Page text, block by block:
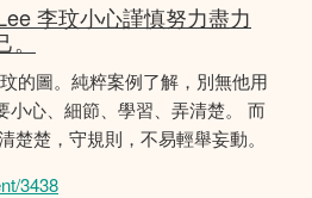
李玟小心謹慎努力盡力
的圖。純粹案例了解，別無他用
小心、細節、學習、弄清楚。 而
楚楚，守規則，不易輕舉妄動。
3438